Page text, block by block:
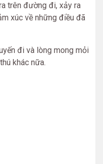
trên đường đi, xảy ra
xúc về những điều đã
đi và lòng mong mỏi
khác nữa.